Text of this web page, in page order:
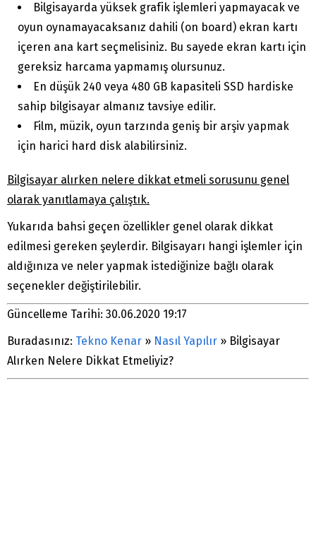
Bilgisayarda yüksek grafik işlemleri yapmayacak ve
oyun oynamayacaksanız dahili (on board) ekran kartı
içeren ana kart seçmelisiniz. Bu sayede ekran kartı için
gereksiz harcama yapmamış olursunuz.
En düşük 240 veya 480 GB kapasiteli SSD hardiske
sahip bilgisayar almanız tavsiye edilir.
Film, müzik, oyun tarzında geniş bir arşiv yapmak
için harici hard disk alabilirsiniz.
Bilgisayar alırken nelere dikkat etmeli sorusunu genel
olarak yanıtlamaya çalıştık.
Yukarıda bahsi geçen özellikler genel olarak dikkat
edilmesi gereken şeylerdir. Bilgisayarı hangi işlemler için
aldığınıza ve neler yapmak istediğinize bağlı olarak
seçenekler değiştirilebilir.
Güncelleme Tarihi: 30.06.2020 19:17
Buradasınız: Tekno Kenar » Nasıl Yapılır » Bilgisayar
Alırken Nelere Dikkat Etmeliyiz?